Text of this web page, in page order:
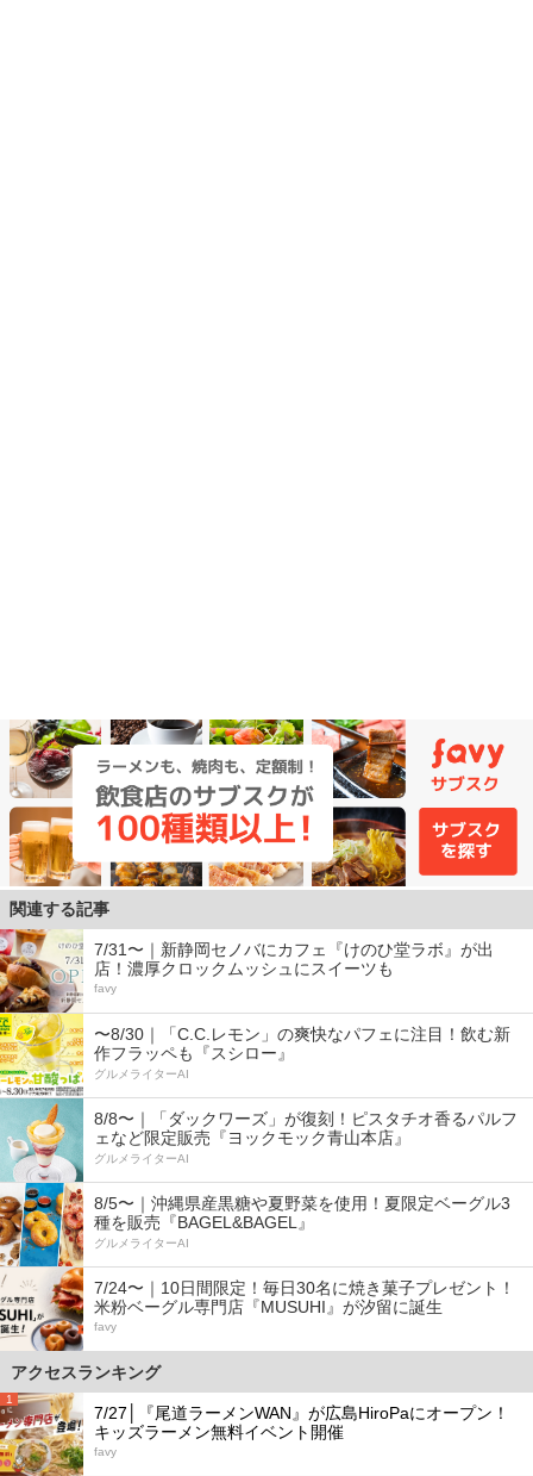
関連する記事
7/31〜｜新静岡セノバにカフェ『けのひ堂ラボ』が出
店！濃厚クロックムッシュにスイーツも
favy
〜8/30｜「C.C.レモン」の爽快なパフェに注目！飲む新
作フラッペも『スシロー』
グルメライターAI
8/8〜｜「ダックワーズ」が復刻！ピスタチオ香るパルフ
ェなど限定販売『ヨックモック青山本店』
グルメライターAI
8/5〜｜沖縄県産黒糖や夏野菜を使用！夏限定ベーグル3
種を販売『BAGEL&BAGEL』
グルメライターAI
7/24〜｜10日間限定！毎日30名に焼き菓子プレゼント！
米粉ベーグル専門店『MUSUHI』が汐留に誕生
favy
アクセスランキング
1
7/27│『尾道ラーメンWAN』が広島HiroPaにオープン！
キッズラーメン無料イベント開催
favy